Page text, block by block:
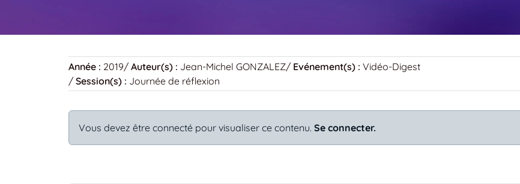
Année : 2019/ Auteur(s) : Jean-Michel GONZALEZ/ Evénement(s) : Vidéo-Digest
/ Session(s) : Journée de réflexion
Vous devez être connecté pour visualiser ce contenu. Se connecter.